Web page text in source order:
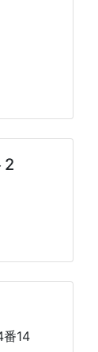
2
番14